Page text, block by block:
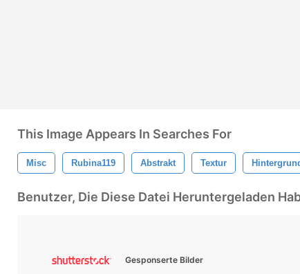
This Image Appears In Searches For
Misc Rubina119 Abstrakt Textur
Benutzer, Die Diese Datei Heruntergeladen
Gesponserte Bilder